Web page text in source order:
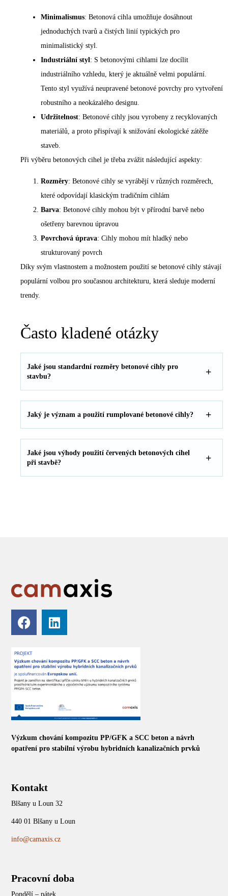
Minimalismus: Betonová cihla umožňuje dosáhnout
jednoduchých tvarů a čistých linií typických pro
minimalistický styl.
Industriální styl: S betonovými cihlami lze docílit
industriálního vzhledu, který je aktuálně velmi populární.
Tento styl využívá neupravené betonové povrchy pro vytvoření
robustního a neokázalého designu.
Udržitelnost: Betonové cihly jsou vyrobeny z recyklovaných
materiálů, a proto přispívají k snižování ekologické zátěže
staveb.
Při výběru betonových cihel je třeba zvážit následující aspekty:
Rozměry: Betonové cihly se vyrábějí v různých rozměrech,
které odpovídají klasickým tradičním cihlám
Barva: Betonové cihly mohou být v přírodní barvě nebo
ošetřeny barevnou úpravou
Povrchová úprava: Cihly mohou mít hladký nebo
strukturovaný povrch
Díky svým vlastnostem a možnostem použití se betonové cihly stávají
populární volbou pro současnou architekturu, která sleduje moderní
trendy.
Často kladené otázky
Jaké jsou standardní rozměry betonové cihly pro
stavbu?
Jaký je význam a použití rumplované betonové cihly?
Jaké jsou výhody použití červených betonových cihel
při stavbě?
Výzkum chování kompozitu PP/GFK a SCC beton a návrh
opatření pro stabilní výrobu hybridních kanalizačních prvků
Kontakt
Blšany u Loun 32
440 01 Blšany u Loun
info@camaxis.cz
Pracovní doba
Pondělí – pátek